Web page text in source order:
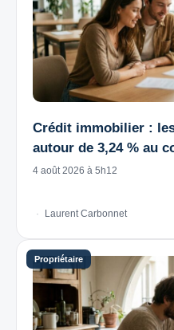
Crédit immobilier :
autour de 3,24 % au
4 août 2026 à 5h12
Laurent Carbonnet